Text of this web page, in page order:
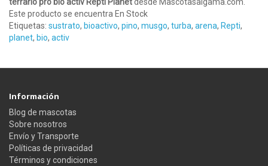
terrario pro bio activ Repti Planetdesde Mascotasalgama.com.
Este producto se encuentra En Stock
Etiquetas: sustrato, bioactivo, pino, musgo, turba, arena, Repti,
planet, bio, activ
Información
Blog de mascotas
Sobre nosotros
Envío y Transporte
Políticas de privacidad
Términos y condiciones